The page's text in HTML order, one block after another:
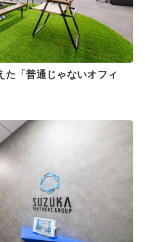
た「普通じゃないオフィ